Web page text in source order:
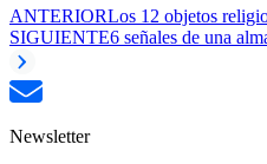
ANTERIORLos 12 objetos
SIGUIENTE6 señales de una
Newsletter